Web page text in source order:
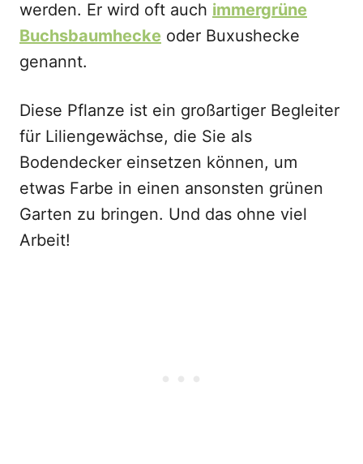
werden. Er wird oft auch immergrüne
Buchsbaumhecke oder Buxushecke
genannt.
Diese Pflanze ist ein großartiger Begleiter
für Liliengewächse, die Sie als
Bodendecker einsetzen können, um
etwas Farbe in einen ansonsten grünen
Garten zu bringen. Und das ohne viel
Arbeit!